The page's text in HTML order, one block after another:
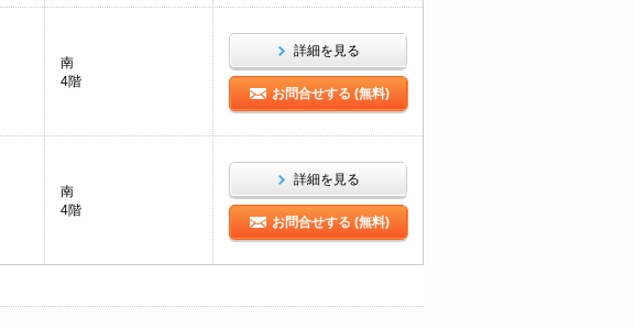
南
4階
詳細を見る
お問合せする (無料)
南
4階
詳細を見る
お問合せする (無料)